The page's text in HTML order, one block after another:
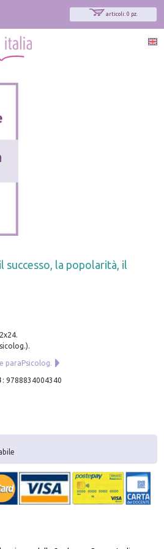
articoli: 0 pz.
successo, la popolarità, il
paraPsicolog.
:9788834004340